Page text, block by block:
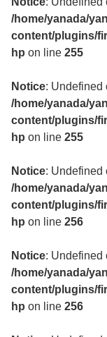
/home/yanada/
content/plugins/
hp on line255
Notice: Undefined
/home/yanada/
content/plugins/
hp on line255
Notice: Undefined
/home/yanada/
content/plugins/
hp on line256
Notice: Undefined
/home/yanada/
content/plugins/
hp on line256